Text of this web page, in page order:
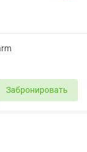
Забронировать